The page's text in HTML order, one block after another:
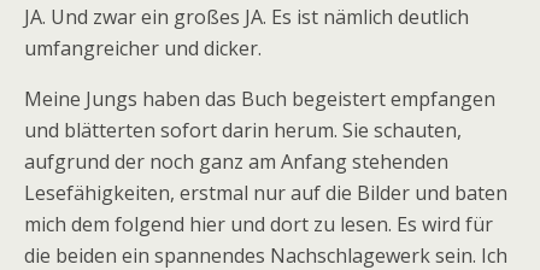
JA. Und zwar ein großes JA. Es ist nämlich deutlich
umfangreicher und dicker.
Meine Jungs haben das Buch begeistert empfangen
und blätterten sofort darin herum. Sie schauten,
aufgrund der noch ganz am Anfang stehenden
Lesefähigkeiten, erstmal nur auf die Bilder und baten
mich dem folgend hier und dort zu lesen. Es wird für
die beiden ein spannendes Nachschlagewerk sein. Ich